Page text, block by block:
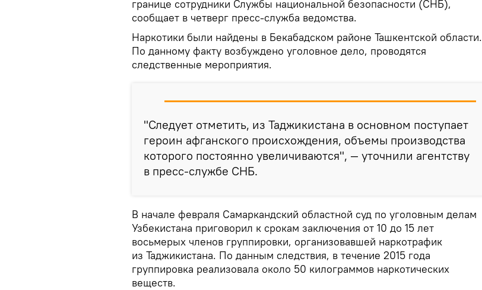
границе сотрудники Службы национальной безопасности (СНБ),
сообщает в четверг пресс-служба ведомства.
Наркотики были найдены в Бекабадском районе Ташкентской области.
По данному факту возбуждено уголовное дело, проводятся
следственные мероприятия.
"Следует отметить, из Таджикистана в основном поступает
героин афганского происхождения, объемы производства
которого постоянно увеличиваются", — уточнили агентству
в пресс-службе СНБ.
В начале февраля Самаркандский областной суд по уголовным делам
Узбекистана приговорил к срокам заключения от 10 до 15 лет
восьмерых членов группировки, организовавшей наркотрафик
из Таджикистана. По данным следствия, в течение 2015 года
группировка реализовала около 50 килограммов наркотических
веществ.